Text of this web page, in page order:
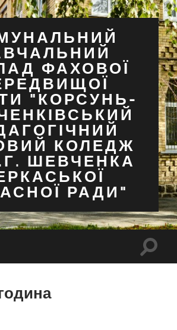
ФАХОВОЇ
"КОРСУНЬ-
КОЛЕДЖ
ШЕВЧЕНКА
РАДИ"